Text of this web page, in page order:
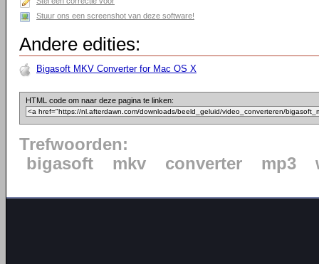
Stuur ons een screenshot van deze software!
Andere edities:
Bigasoft MKV Converter for Mac OS X
HTML code om naar deze pagina te linken:
Trefwoorden:
bigasoft
mkv converter mp3